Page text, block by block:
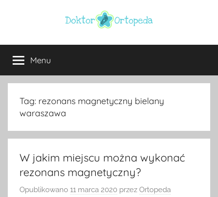
Doktor
ortopeda
Warszawa
usg
Warszawa,
ginekolog,
urolog,
Menu
Tag: rezonans magnetyczny bielany
waraszawa
W jakim miejscu można wykonać
rezonans magnetyczny?
Opublikowano 11 marca 2020 przez Ortopeda